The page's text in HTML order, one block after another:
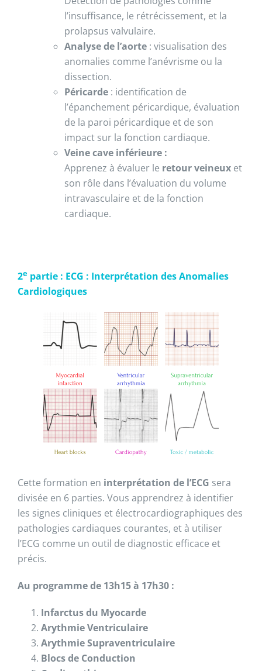
l’insuffisance, le rétrécissement, et la
prolapsus valvulaire.
Analyse de l’aorte: visualisation des
anomalies comme l’anévrisme ou la
dissection.
Péricarde: identification de
l’épanchement péricardique, évaluation
de la paroi péricardique et de son
impact sur la fonction cardiaque.
Veine cave inférieure :
Apprenez à évaluer le retour veineuxet
son rôle dans l’évaluation du volume
intravasculaire et de la fonction
cardiaque.
2epartie : ECG : Interprétation des Anomalies
Cardiologiques
Cette formation en interprétation de l’ECG sera
divisée en 6 parties. Vous apprendrez à identifier
les signes cliniques et électrocardiographiques des
pathologies cardiaques courantes, et à utiliser
l’ECG comme un outil de diagnostic efficace et
précis.
Au programme de 13h15 à 17h30 :
Infarctus du Myocarde
Arythmie Ventriculaire
Arythmie Supraventriculaire
Blocs de Conduction